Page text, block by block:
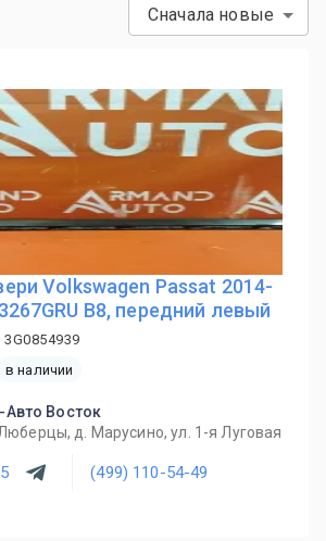
Сначала новые
Volkswagen Passat 2014-
B8, передний левый
3G0854939
в наличии
Восток
д. Марусино, ул. 1-я Луговая
(499) 110-54-49